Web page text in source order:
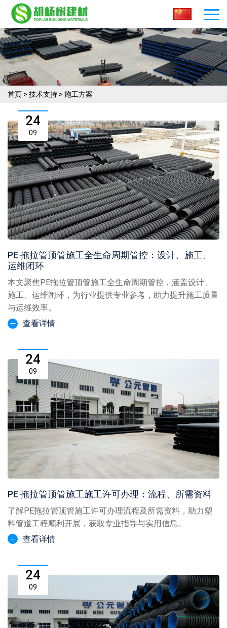
首页 > 技术支持 > 施工方案
24
09
PE 拖拉管顶管施工全生命周期管控：设计、施工、
运维闭环
本文聚焦PE拖拉管顶管施工全生命周期管控，涵盖设计、
施工、运维闭环，为行业提供专业参考，助力提升施工质量
与运维效率。
查看详情
24
09
PE 拖拉管顶管施工施工许可办理：流程、所需资料
了解PE拖拉管顶管施工许可办理流程及所需资料，助力塑
料管道工程顺利开展，获取专业指导与实用信息。
查看详情
24
09